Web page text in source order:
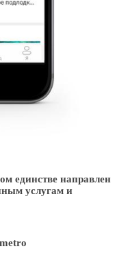
единстве направлен
услугам и